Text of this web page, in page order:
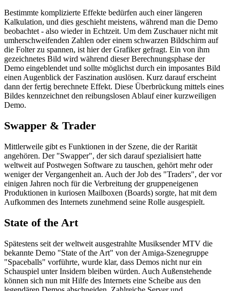
Bestimmte komplizierte Effekte bedürfen auch einer längeren
Kalkulation, und dies geschieht meistens, während man die Demo
beobachtet - also wieder in Echtzeit. Um dem Zuschauer nicht mit
umherschweifenden Zahlen oder einem schwarzen Bildschirm auf
die Folter zu spannen, ist hier der Grafiker gefragt. Ein von ihm
gezeichnetes Bild wird während dieser Berechnungsphase der
Demo eingeblendet und sollte möglichst durch ein imposantes Bild
einen Augenblick der Faszination auslösen. Kurz darauf erscheint
dann der fertig berechnete Effekt. Diese Überbrückung mittels eines
Bildes kennzeichnet den reibungslosen Ablauf einer kurzweiligen
Demo.
Swapper & Trader
Mittlerweile gibt es Funktionen in der Szene, die der Rarität
angehören. Der "Swapper", der sich darauf spezialisiert hatte
weltweit auf Postwegen Software zu tauschen, gehört mehr oder
weniger der Vergangenheit an. Auch der Job des "Traders", der vor
einigen Jahren noch für die Verbreitung der gruppeneigenen
Produktionen in kuriosen Mailboxen (Boards) sorgte, hat mit dem
Aufkommen des Internets zunehmend seine Rolle ausgespielt.
State of the Art
Spätestens seit der weltweit ausgestrahlte Musiksender MTV die
bekannte Demo "State of the Art" von der Amiga-Szenegruppe
"Spaceballs" vorführte, wurde klar, dass Demos nicht nur ein
Schauspiel unter Insidern bleiben würden. Auch Außenstehende
können sich nun mit Hilfe des Internets eine Scheibe aus den